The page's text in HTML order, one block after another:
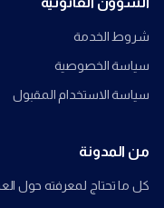
شروط الخدمة
سياسة الخصوصية
سياسة الاستخدام المقبول
من المدونة
كل ما تحتاج لمعرفته حول